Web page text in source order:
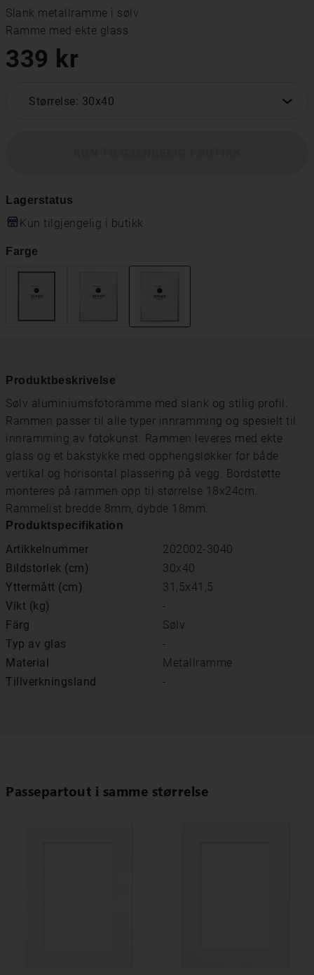
Slank metallramme i sølv
Ramme med ekte glass
339 kr
Størrelse: 30x40
Lagerstatus
Kun tilgjengelig i butikk
Farge
Produktbeskrivelse
Sølv aluminiumsfotoramme med slank og stilig profil.
Rammen passer til alle typer innramming og spesielt til
innramming av fotokunst. Rammen leveres med ekte
glass og et bakstykke med opphengsløkker for både
vertikal og horisontal plassering på vegg. Bordstøtte
monteres på rammen opp til størrelse 18x24cm.
Rammelist bredde 8mm, dybde 18mm.
Produktspecifikation
Artikkelnummer
202002-3040
Bildstorlek (cm)
30x40
Yttermått (cm)
31,5x41,5
Vikt (kg)
-
Färg
Sølv
Typ av glas
-
Material
Metallramme
Tillverkningsland
-
Passepartout i samme størrelse